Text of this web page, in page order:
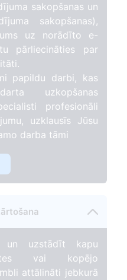
sakopšanas un
sakopšanas),
uz norādīto e-
pārliecināties par
papildu darbi, kas
uzkopšanas
profesionāli
uzklausīs Jūsu
darba tāmi
un uzstādīt kapu
vai kopējo
attālināti jebkurā